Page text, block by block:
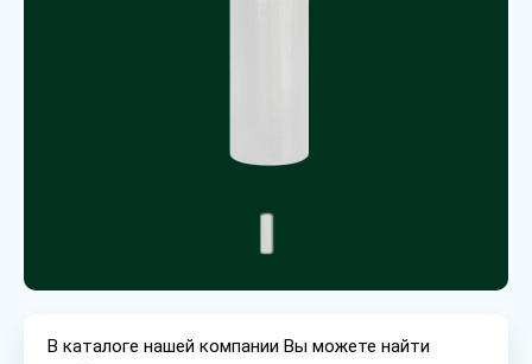
В каталоге нашей компании Вы можете найти